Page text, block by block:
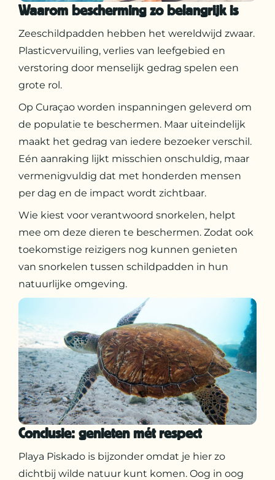
Waarom bescherming zo belangrijk is
Zeeschildpadden hebben het wereldwijd zwaar.
Plasticvervuiling, verlies van leefgebied en
verstoring door menselijk gedrag spelen een
grote rol.
Op Curaçao worden inspanningen geleverd om
de populatie te beschermen. Maar uiteindelijk
maakt het gedrag van iedere bezoeker verschil.
Eén aanraking lijkt misschien onschuldig, maar
vermenigvuldig dat met honderden mensen
per dag en de impact wordt zichtbaar.
Wie kiest voor verantwoord snorkelen, helpt
mee om deze dieren te beschermen. Zodat ook
toekomstige reizigers nog kunnen genieten
van snorkelen tussen schildpadden in hun
natuurlijke omgeving.
Conclusie: genieten mét respect
Playa Piskado is bijzonder omdat je hier zo
dichtbij wilde natuur kunt komen. Oog in oog